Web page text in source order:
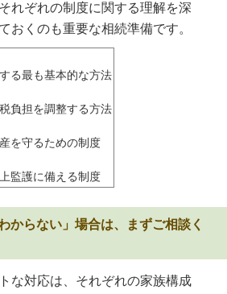
れぞれの制度に関する理解を深
おくのも重要な相続準備です。
る最も基本的な方法
負担を調整する方法
を守るための制度
監護に備える制度
からない」場合は、まずご相談く
な対応は、それぞれの家族構成